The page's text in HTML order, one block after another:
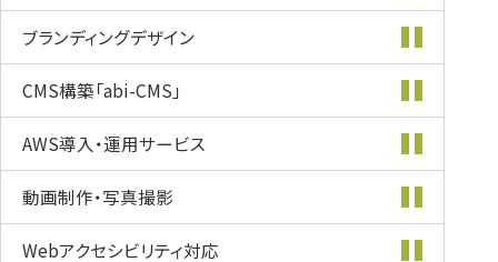
ブランディングデザイン
CMS構築「abi-CMS」
AWS導入・運用サービス
動画制作・写真撮影
Webアクセシビリティ対応